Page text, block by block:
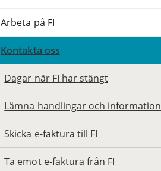
Arbeta på FI
Kontakta oss
Dagar när FI har stängt
Lämna handlingar och information
Skicka e-faktura till FI
Ta emot e-faktura från FI